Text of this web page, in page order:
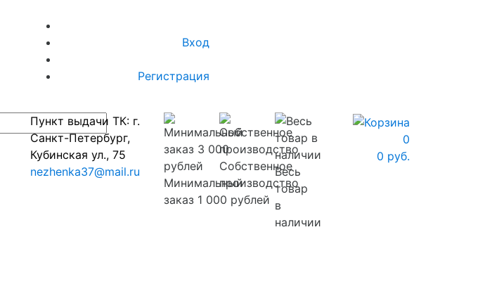
Вход
Регистрация
Пункт выдачи ТК: г.
Санкт-Петербург,
Кубинская ул., 75
nezhenka37@mail.ru
Минимальный
заказ 1 000 рублей
Собственное
производство
Весь
товар
в
наличии
0
0 руб.